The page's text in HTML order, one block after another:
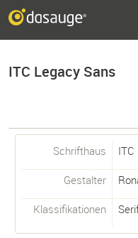
ITC Legacy Sans
Schrifthaus ITC
Gestalter
Klassifikationen